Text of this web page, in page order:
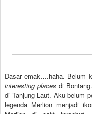
Dasar emak….haha. Belum
interesting places di
di Tanjung Laut. Aku belum
legenda Merlion menjadi